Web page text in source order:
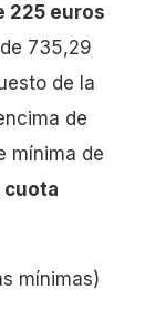
225 euros
735,29
de la
de
mínima de
cuota
mínimas)